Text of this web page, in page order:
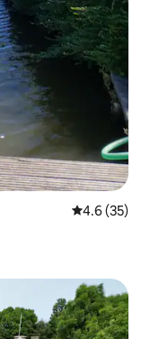
Calificación
4.6 (35)